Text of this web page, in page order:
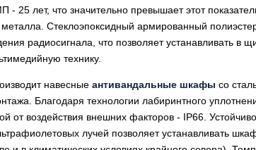
лет, что значительно превышает этот
Стеклоэпоксидный армированный
радиосигнала, что позволяет устанавливать в
технику.
навесные антивандальные шкафы со
Благодаря технологии лабиринтного
от воздействия внешних факторов - IP66.
лучей позволяет устанавливать